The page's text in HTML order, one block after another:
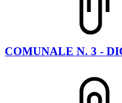
COMUNALE N. 3 -